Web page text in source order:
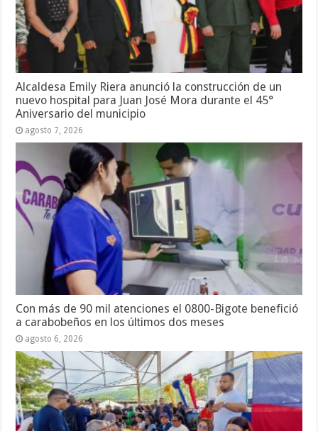
Alcaldesa Emily Riera anunció la construcción de un
nuevo hospital para Juan José Mora durante el 45°
Aniversario del municipio
agosto 7, 2026
Con más de 90 mil atenciones el 0800-Bigote benefició
a carabobeños en los últimos dos meses
agosto 6, 2026